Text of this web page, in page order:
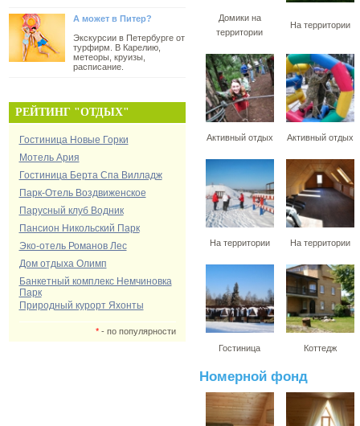
А может в Питер?
Экскурсии в Петербурге от
турфирм. В Карелию,
метеоры, круизы,
расписание.
РЕЙТИНГ "ОТДЫХ"
Гостиница Новые Горки
Мотель Ария
Гостиница Берта Спа Вилладж
Парк-Отель Воздвиженское
Парусный клуб Водник
Пансион Никольский Парк
Эко-отель Романов Лес
Дом отдыха Олимп
Банкетный комплекс Немчиновка
Парк
Природный курорт Яхонты
*- по популярности
Домики на
территории
На территории
Активный отдых Активный отдых
На территории На территории
Гостиница Коттедж
Номерной фонд